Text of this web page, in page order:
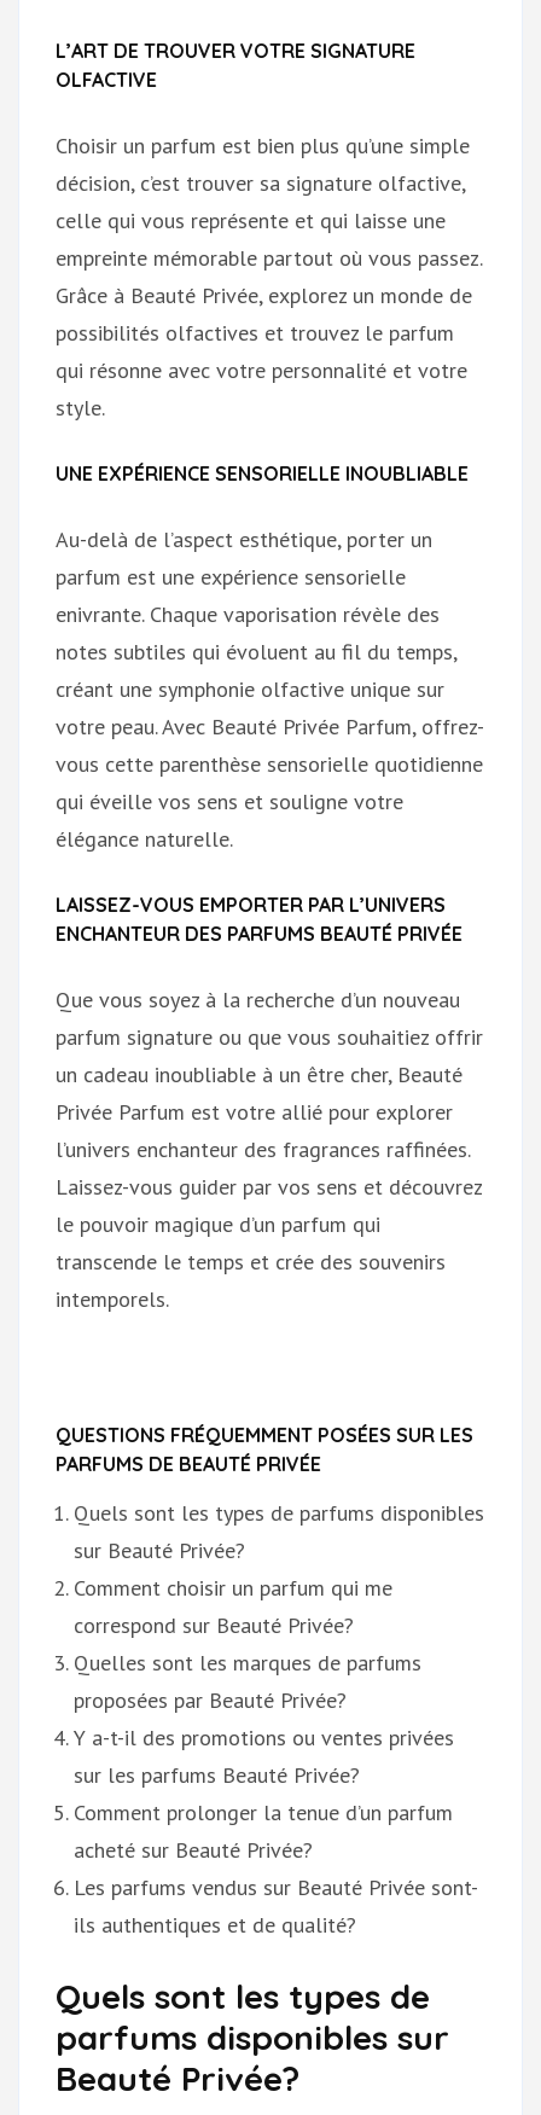
L’ART DE TROUVER VOTRE SIGNATURE
OLFACTIVE
Choisir un parfum est bien plus qu’une simple
décision, c’est trouver sa signature olfactive,
celle qui vous représente et qui laisse une
empreinte mémorable partout où vous passez.
Grâce à Beauté Privée, explorez un monde de
possibilités olfactives et trouvez le parfum
qui résonne avec votre personnalité et votre
style.
UNE EXPÉRIENCE SENSORIELLE INOUBLIABLE
Au-delà de l’aspect esthétique, porter un
parfum est une expérience sensorielle
enivrante. Chaque vaporisation révèle des
notes subtiles qui évoluent au fil du temps,
créant une symphonie olfactive unique sur
votre peau. Avec Beauté Privée Parfum, offrez-
vous cette parenthèse sensorielle quotidienne
qui éveille vos sens et souligne votre
élégance naturelle.
LAISSEZ-VOUS EMPORTER PAR L’UNIVERS
ENCHANTEUR DES PARFUMS BEAUTÉ PRIVÉE
Que vous soyez à la recherche d’un nouveau
parfum signature ou que vous souhaitiez offrir
un cadeau inoubliable à un être cher, Beauté
Privée Parfum est votre allié pour explorer
l’univers enchanteur des fragrances raffinées.
Laissez-vous guider par vos sens et découvrez
le pouvoir magique d’un parfum qui
transcende le temps et crée des souvenirs
intemporels.
QUESTIONS FRÉQUEMMENT POSÉES SUR LES
PARFUMS DE BEAUTÉ PRIVÉE
Quels sont les types de parfums disponibles
sur Beauté Privée?
Comment choisir un parfum qui me
correspond sur Beauté Privée?
Quelles sont les marques de parfums
proposées par Beauté Privée?
Y a-t-il des promotions ou ventes privées
sur les parfums Beauté Privée?
Comment prolonger la tenue d’un parfum
acheté sur Beauté Privée?
Les parfums vendus sur Beauté Privée sont-
ils authentiques et de qualité?
Quels sont les types de
parfums disponibles sur
Beauté Privée?